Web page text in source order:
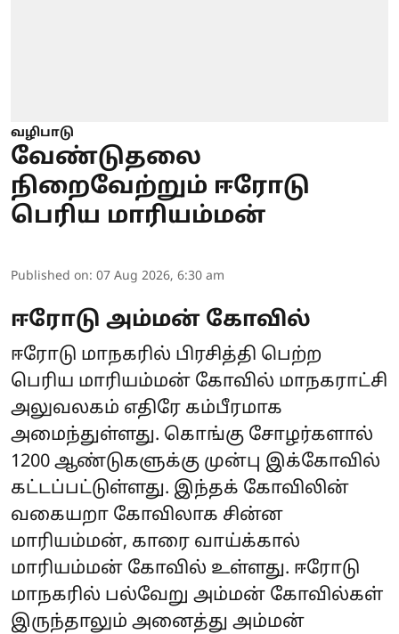
வழிபாடு
வேண்டுதலை
நிறைவேற்றும் ஈரோடு
பெரிய மாரியம்மன்
Published on: 07 Aug 2026, 6:30 am
ஈரோடு அம்மன் கோவில்
ஈரோடு மாநகரில் பிரசித்தி பெற்ற
பெரிய மாரியம்மன் கோவில் மாநகராட்சி
அலுவலகம் எதிரே கம்பீரமாக
அமைந்துள்ளது. கொங்கு சோழர்களால்
1200 ஆண்டுகளுக்கு முன்பு இக்கோவில்
கட்டப்பட்டுள்ளது. இந்தக் கோவிலின்
வகையறா கோவிலாக சின்ன
மாரியம்மன், காரை வாய்க்கால்
மாரியம்மன் கோவில் உள்ளது. ஈரோடு
மாநகரில் பல்வேறு அம்மன் கோவில்கள்
இருந்தாலும் அனைத்து அம்மன்